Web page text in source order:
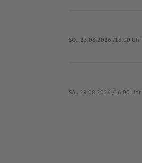
SO.. 23.08.2026 /13:00 Uhr
SA.. 29.08.2026 /16:00 Uhr